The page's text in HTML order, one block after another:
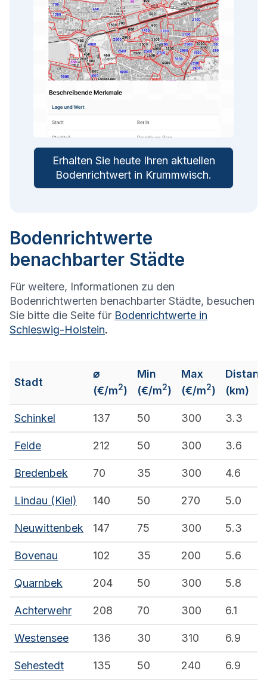
Erhalten Sie heute Ihren aktuellen
Bodenrichtwert in Krummwisch.
Bodenrichtwerte
benachbarter Städte
Für weitere, Informationen zu den
Bodenrichtwerten benachbarter Städte, besuchen
Sie bitte die Seite für Bodenrichtwerte in
Schleswig-Holstein.
Stadt
⌀
(€/m2)
Min
(€/m2)
Max
(€/m2)
Distanz
(km)
Schinkel 137 50 300 3.3
Felde 212 50 300 3.6
Bredenbek 70 35 300 4.6
Lindau (Kiel) 140 50 270 5.0
Neuwittenbek 147 75 300 5.3
Bovenau 102 35 200 5.6
Quarnbek 204 50 300 5.8
Achterwehr 208 70 300 6.1
Westensee 136 30 310 6.9
Sehestedt 135 50 240 6.9